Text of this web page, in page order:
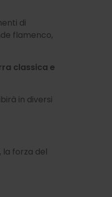
di
flamenco,
classica e
in diversi
la forza del